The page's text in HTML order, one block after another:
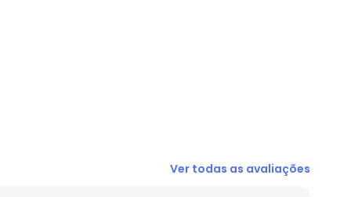
Ver todas as avaliações